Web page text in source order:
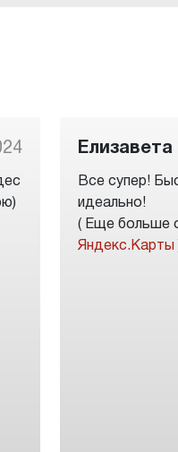
Все супер!
идеально!
( Еще больше
Яндекс.Карты